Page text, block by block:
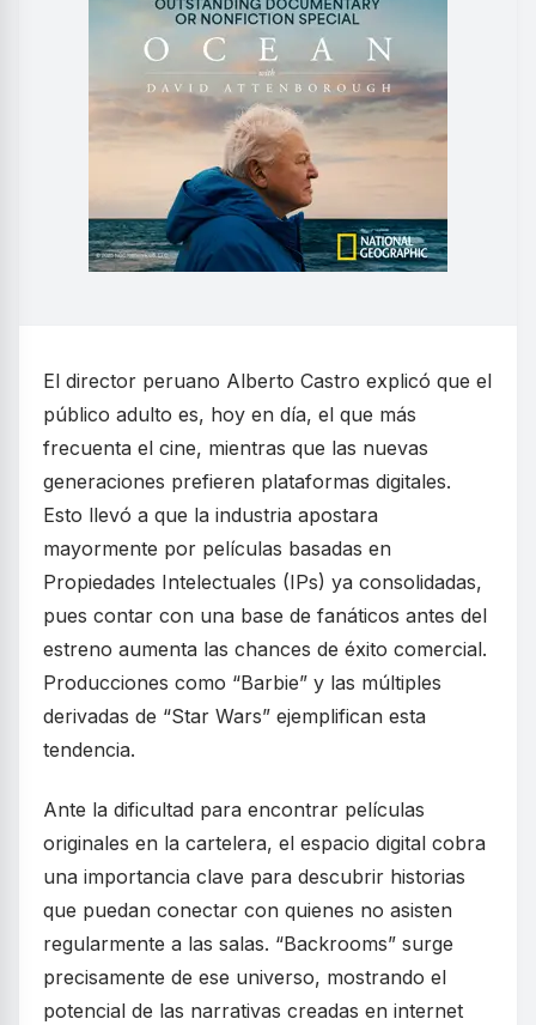
El director peruano Alberto Castro explicó que el
público adulto es, hoy en día, el que más
frecuenta el cine, mientras que las nuevas
generaciones prefieren plataformas digitales.
Esto llevó a que la industria apostara
mayormente por películas basadas en
Propiedades Intelectuales (IPs) ya consolidadas,
pues contar con una base de fanáticos antes del
estreno aumenta las chances de éxito comercial.
Producciones como “Barbie” y las múltiples
derivadas de “Star Wars” ejemplifican esta
tendencia.
Ante la dificultad para encontrar películas
originales en la cartelera, el espacio digital cobra
una importancia clave para descubrir historias
que puedan conectar con quienes no asisten
regularmente a las salas. “Backrooms” surge
precisamente de ese universo, mostrando el
potencial de las narrativas creadas en internet